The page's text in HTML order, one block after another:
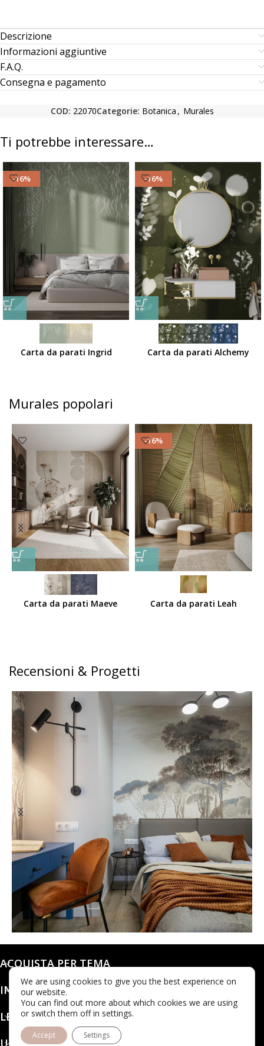
Descrizione
Informazioni aggiuntive
F.A.Q.
Consegna e pagamento
COD: 22070Categorie: Botanica , Murales
Ti potrebbe interessare…
-16%
Carta da parati Ingrid
-16%
Carta da parati Alchemy
Murales popolari
Carta da parati Maeve
-16%
Carta da parati Leah
Recensioni & Progetti
@dashaleo_
ACQUISTA PER TEMA
INFO
LEGALE
We are using cookies to give you the best experience on
our website.
You can find out more about which cookies we are using
or switch them off in settings.
Accept Settings